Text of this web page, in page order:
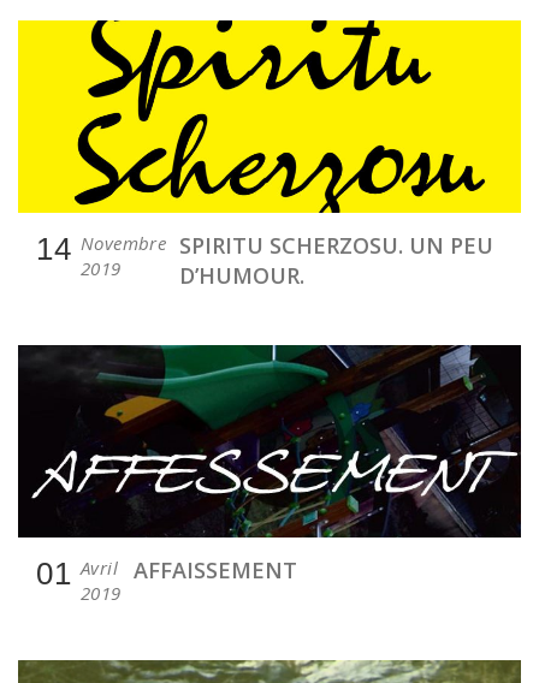
14 Novembre
2019
SPIRITU SCHERZOSU. UN PEU
D’HUMOUR.
01 Avril
2019
AFFAISSEMENT